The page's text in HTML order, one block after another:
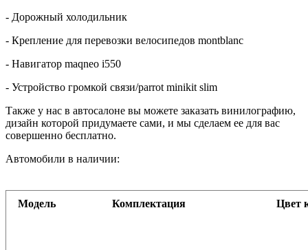
- Дорожный холодильник
- Крепление для перевозки велосипедов montblanc
- Навигатор maqneo i550
- Устройство громкой связи/parrot minikit slim
Также у нас в автосалоне вы можете заказать винилографию,
дизайн которой придумаете сами, и мы сделаем ее для вас
совершенно бесплатно.
Автомобили в наличии:
Модель Комплектация Цвет